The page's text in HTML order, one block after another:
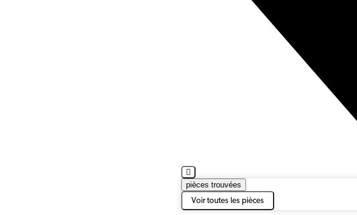
pièces trouvées
Voir toutes les pièces